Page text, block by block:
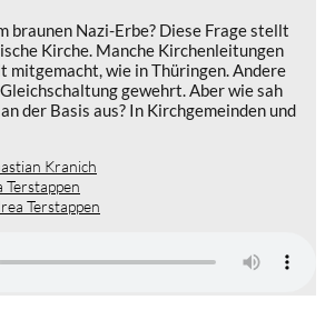
braunen Nazi-Erbe? Diese Frage stellt
Kirche. Manche Kirchenleitungen
mitgemacht, wie in Thüringen. Andere
gewehrt. Aber wie sah
der Basis aus? In Kirchgemeinden und
Kranich
Terstappen
Terstappen